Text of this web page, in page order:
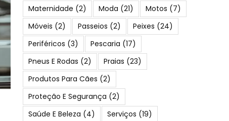
Maternidade (2) Moda (21) Motos (7)
Móveis (2) Passeios (2) Peixes (24)
Periféricos (3) Pescaria (17)
Pneus E Rodas (2) Praias (23)
Produtos Para Cães (2)
Proteção E Segurança (2)
Saúde E Beleza (4) Serviços (19)